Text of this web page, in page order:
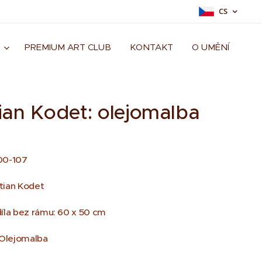
CS
PREMIUM ART CLUB KONTAKT O UMĚNÍ
Kodet: olejomalba
107
Kodet
bez rámu: 60 x 50 cm